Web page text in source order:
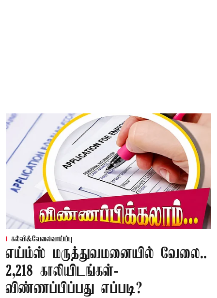
கல்வி&வேலைவாய்ப்பு
எய்ம்ஸ் மருத்துவமனையில் வேலை..
2,218 காலியிடங்கள்-
விண்ணப்பிப்பது எப்படி?